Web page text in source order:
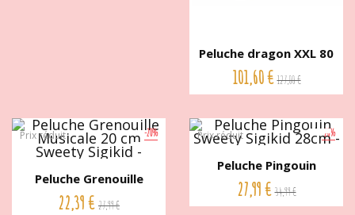
Peluche dragon XXL 80
cm...
101,60 € 127,00 €
-20%
Prix réduit
Peluche Grenouille
Musicale...
22,39 € 27,99 €
-20%
Prix réduit
Peluche Pingouin
Sweety...
27,99 € 34,99 €